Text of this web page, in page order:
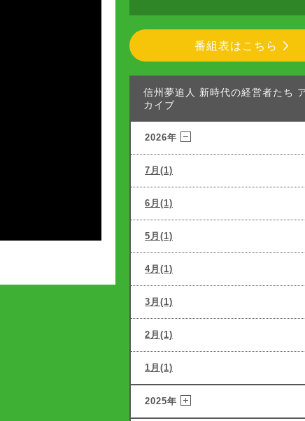
番組表はこちら
信州夢追人 新時代の経営者たち
カイブ
2026年
7月(1)
6月(1)
5月(1)
4月(1)
3月(1)
2月(1)
1月(1)
2025年